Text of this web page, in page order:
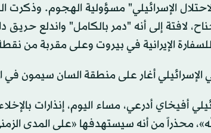
الإسرائيلي" مسؤولية الهجوم. وذكرت
لافتة إلى أنه "دمر بالكامل" واندلع
للسفارة الإيرانية في بيروت وعلى مقربة من
الإسرائيلي أغار على منطقة السان سيمون في
أفيخاي أدرعي، مساء اليوم، إنذارات
محذراً من أنه سيستهدفها «على المدى